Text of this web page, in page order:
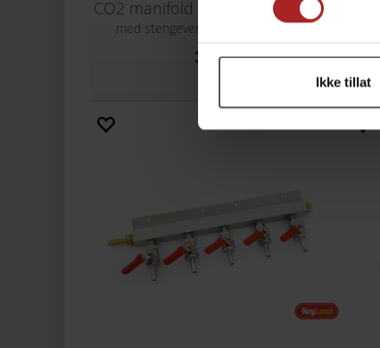
Ikke tillat
CO2 manifold med 3 uttak, 7 mm nippel
med stengeventiler og slangenippel
399,-